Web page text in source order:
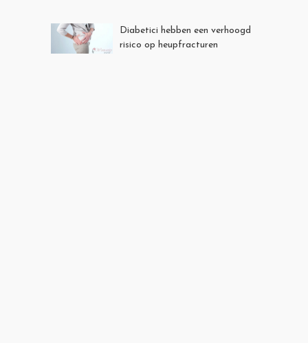
Diabetici hebben een verhoogd
risico op heupfracturen